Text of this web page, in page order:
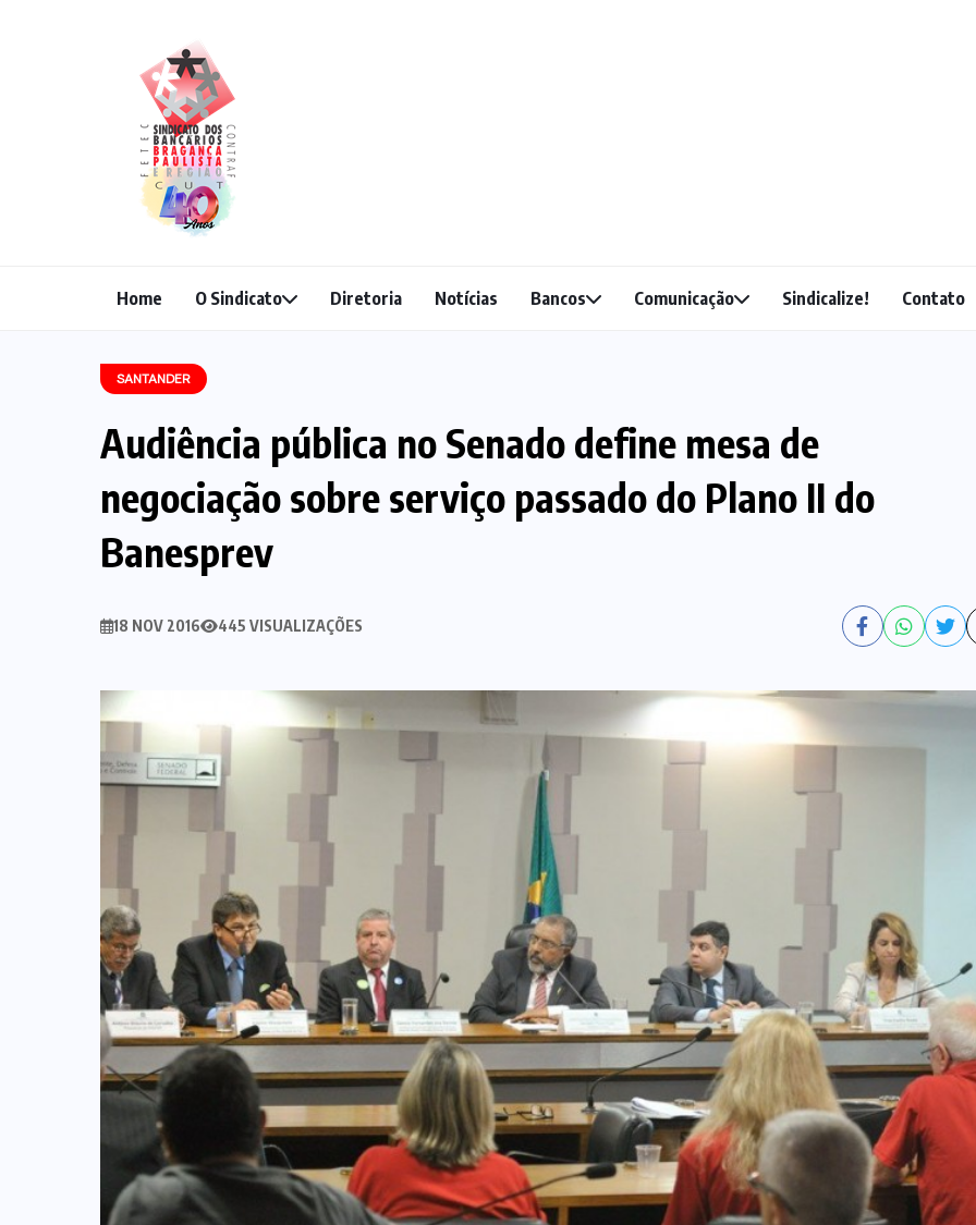
Home O Sindicato Diretoria Notícias Bancos Comunicação Sindicalize! Contato
SANTANDER
Audiência pública no Senado define mesa de
negociação sobre serviço passado do Plano II do
Banesprev
18 NOV 2016 445 VISUALIZAÇÕES